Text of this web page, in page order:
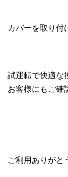
カバーを取り付
試運転で快適な
お客様にもご確
ご利用ありがと